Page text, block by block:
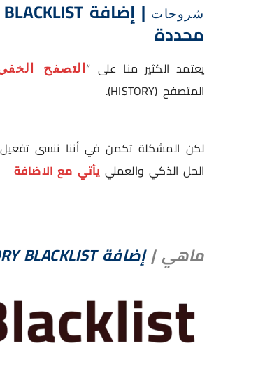
شروحات
محددة
يعتمد الكثير منا على “ التصفح
المتصفح (HISTORY).
لكن المشكلة تكمن في أننا ننسى
الحل الذكي والعملي يأتي مع الاضافة
ماهي|إضافة HISTORY BLACKLIST